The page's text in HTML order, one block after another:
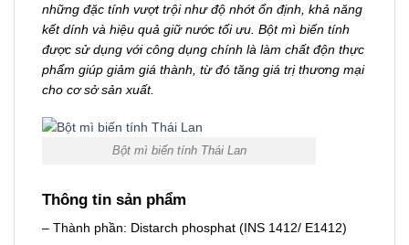
những đặc tính vượt trội như độ nhớt ổn định, khả năng
kết dính và hiệu quả giữ nước tối ưu. Bột mì biến tính
được sử dụng với công dụng chính là làm chất độn thực
phẩm giúp giảm giá thành, từ đó tăng giá trị thương mại
cho cơ sở sản xuất.
Bột mì biến tính Thái Lan
Thông tin sản phẩm
– Thành phần: Distarch phosphat (INS 1412/ E1412)